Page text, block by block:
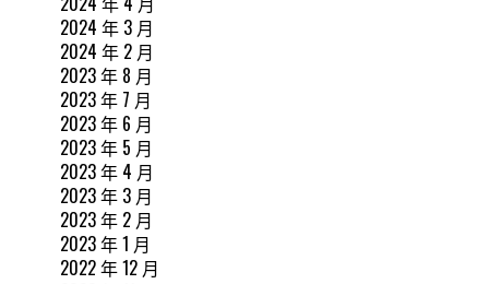
2024 年 3 月
2024 年 2 月
2023 年 8 月
2023 年 7 月
2023 年 6 月
2023 年 5 月
2023 年 4 月
2023 年 3 月
2023 年 2 月
2023 年 1 月
2022 年 12 月